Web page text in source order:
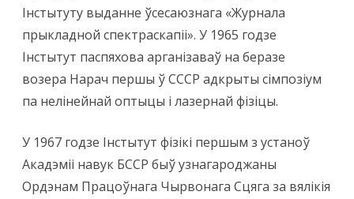
Інстытуту выданне ўсесаюзнага «Журнала
прыкладной спектраскапіі». У 1965 годзе
Інстытут паспяхова арганізаваў на беразе
возера Нарач першы ў СССР адкрыты сімпозіум
па нелінейнай оптыцы і лазернай фізіцы.
У 1967 годзе Інстытут фізікі першым з устаноў
Акадэміі навук БССР быў узнагароджаны
Ордэнам Працоўнага Чырвонага Сцяга за вялікія